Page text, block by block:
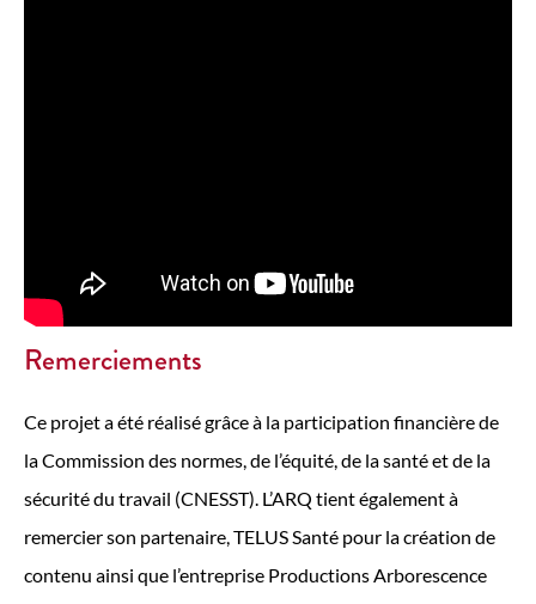
Remerciements
Ce projet a été réalisé grâce à la participation financière de
la Commission des normes, de l’équité, de la santé et de la
sécurité du travail (CNESST). L’ARQ tient également à
remercier son partenaire, TELUS Santé pour la création de
contenu ainsi que l’entreprise Productions Arborescence